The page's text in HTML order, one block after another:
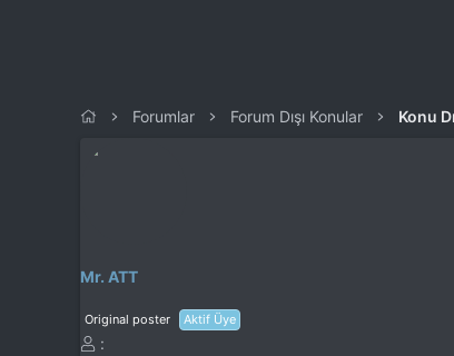
Forumlar Forum Dışı Konular Konu
Mr. ATT
Original poster Aktif Üye